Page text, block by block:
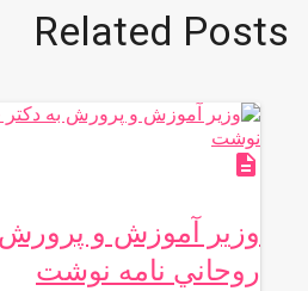
Related Posts
description
وزير آموزش و
روحاني نامه نوشت